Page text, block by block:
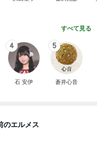
すべて見る
4
石 安伊
5
蒼井心音
のエルメス